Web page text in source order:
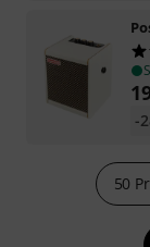
-
50